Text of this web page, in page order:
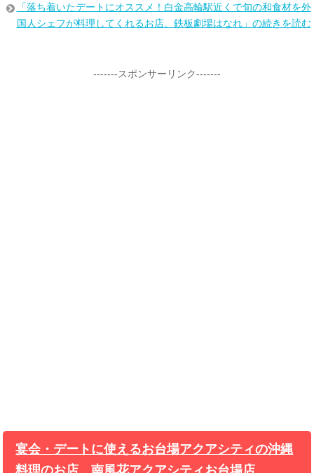
「落ち着いたデートにオススメ！白金高輪駅近くで旬の和食材を外
国人シェフが料理してくれるお店、鉄板劇場はなれ」の続きを読む
-------スポンサーリンク-------
宴会・デートに使えるお台場アクアシティの沖縄
料理のお店、南風花アクアシティお台場店